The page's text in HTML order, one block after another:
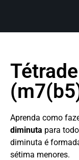
BLOG
EBOOK
GUITAR
COVER
Aprenda como
diminuta para
diminuta é
sétima menores.